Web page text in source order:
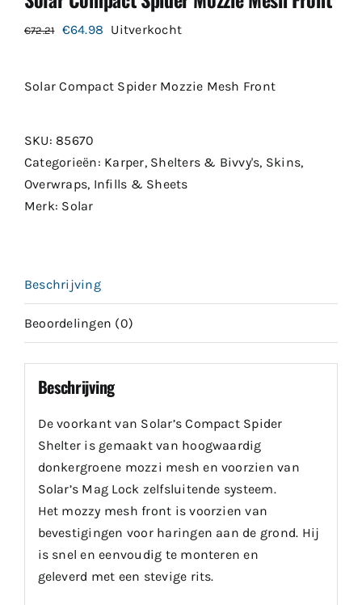
€72.21
Oorspronkelijke
€72.21.
€64.98 Huidige
€64.98.
Uitverkocht
Solar Compact Spider Mozzie Mesh Front
SKU: 85670
Categorieën: Karper, Shelters & Bivvy's, Skins,
Overwraps, Infills & Sheets
Merk: Solar
Beschrijving
Beoordelingen (0)
Beschrijving
De voorkant van Solar’s Compact Spider
Shelter is gemaakt van hoogwaardig
donkergroene mozzi mesh en voorzien van
Solar’s Mag Lock zelfsluitende systeem.
Het mozzy mesh front is voorzien van
bevestigingen voor haringen aan de grond. Hij
is snel en eenvoudig te monteren en
geleverd met een stevige rits.